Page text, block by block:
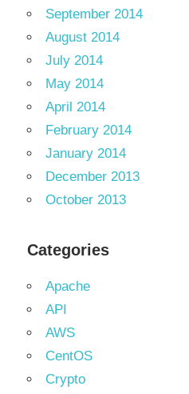
September 2014
August 2014
July 2014
May 2014
April 2014
February 2014
January 2014
December 2013
October 2013
Categories
Apache
API
AWS
CentOS
Crypto